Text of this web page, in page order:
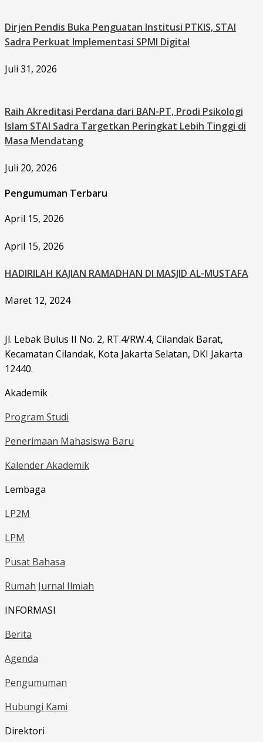
Dirjen Pendis Buka Penguatan Institusi PTKIS, STAI
Sadra Perkuat Implementasi SPMI Digital
Juli 31, 2026
Raih Akreditasi Perdana dari BAN-PT, Prodi Psikologi
Islam STAI Sadra Targetkan Peringkat Lebih Tinggi di
Masa Mendatang
Juli 20, 2026
Pengumuman Terbaru
April 15, 2026
April 15, 2026
HADIRILAH KAJIAN RAMADHAN DI MASJID AL-MUSTAFA
Maret 12, 2024
Jl. Lebak Bulus II No. 2, RT.4/RW.4, Cilandak Barat,
Kecamatan Cilandak, Kota Jakarta Selatan, DKI Jakarta
12440.
Akademik
Program Studi
Penerimaan Mahasiswa Baru
Kalender Akademik
Lembaga
LP2M
LPM
Pusat Bahasa
Rumah Jurnal Ilmiah
INFORMASI
Berita
Agenda
Pengumuman
Hubungi Kami
Direktori